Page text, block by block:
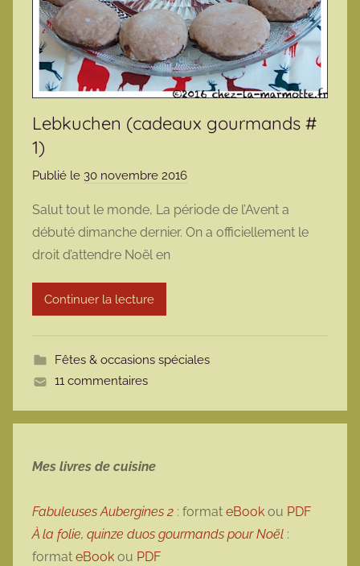
Lebkuchen (cadeaux gourmands #
1)
Publié le 30 novembre 2016
r
m
t
Salut tout le monde, La période de l’Avent a
débuté dimanche dernier. On a officiellement le
droit d’attendre Noël en
Continuer la lecture
Fêtes & occasions spéciales
11 commentaires
Mes livres de cuisine
Fabuleuses Aubergines 2 : format eBook ou PDF
À la folie, quinze duos gourmands pour Noël :
format eBook ou PDF